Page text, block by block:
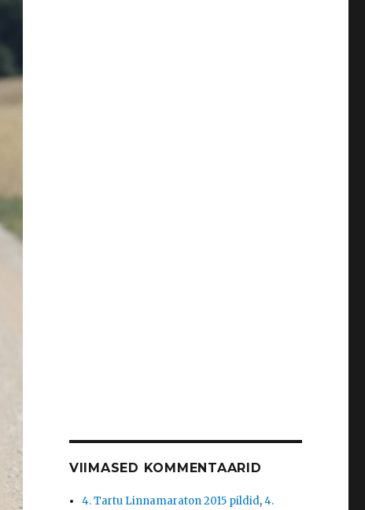
VIIMASED KOMMENTAARID
4. Tartu Linnamaraton 2015 pildid,4.